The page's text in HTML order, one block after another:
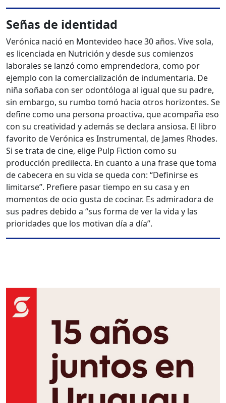
Señas de identidad
Verónica nació en Montevideo hace 30 años. Vive sola,
es licenciada en Nutrición y desde sus comienzos
laborales se lanzó como emprendedora, como por
ejemplo con la comercialización de indumentaria. De
niña soñaba con ser odontóloga al igual que su padre,
sin embargo, su rumbo tomó hacia otros horizontes. Se
define como una persona proactiva, que acompaña eso
con su creatividad y además se declara ansiosa. El libro
favorito de Verónica es Instrumental, de James Rhodes.
Si se trata de cine, elige Pulp Fiction como su
producción predilecta. En cuanto a una frase que toma
de cabecera en su vida se queda con: “Definirse es
limitarse”. Prefiere pasar tiempo en su casa y en
momentos de ocio gusta de cocinar. Es admiradora de
sus padres debido a “sus forma de ver la vida y las
prioridades que los motivan día a día”.